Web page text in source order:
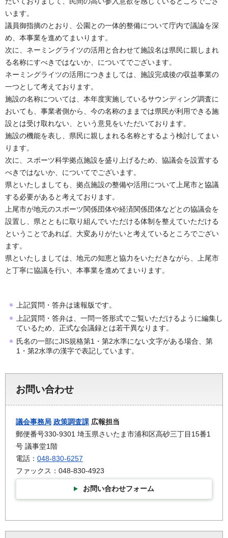
います。
議員御指摘のとおり、公園との一体的整備について庁内で議論を深
め、本事業を進めてまいります。
次に、ネーミングライツの活用と合わせて施設名は県民に親しまれ
る名称にすべきではないか、についてでございます。
ネーミングライツの活用につきましては、施設完成後の収益事業の
一つとして考えております。
施設の名称については、本年度実施しているサウンディング調査に
おいても、事業者側から、今の名称のままでは県民が利用できる施
設とは受け取れない、という意見をいただいております。
施設の機能を表し、県民に親しまれる名称とするよう検討してまい
ります。
次に、スポーツ科学拠点施設を盛り上げるため、協議会を設置する
べきではないか、についてでございます。
県といたしましても、拠点施設の整備や活用について上尾市と協議
する必要があると考えております。
上尾市が地元のスポーツ関係団体や経済関係団体などとの協議会を
設置し、県とともに取り組んでいただける体制を整えていただける
ということであれば、大変ありがたいと考えているところでござい
ます。
県といたしましては、地元の知恵と協力をいただきながら、上尾市
と丁寧に協議を行い、本事業を進めてまいります。
上記質問・答弁は速報版です。
上記質問・答弁は、一問一答形式でご覧いただけるように編集し
ているため、正式な会議録とは若干異なります。
氏名の一部にJIS規格第1・第2水準にない文字がある場合、第
1・第2水準の漢字で表記しています。
お問い合わせ
議会事務局 政策調査課 広報担当
郵便番号330-9301 埼玉県さいたま市浦和区高砂三丁目15番1
号 議事堂1階
電話： 048-830-6257
ファックス：048-830-4923
お問い合わせフォーム